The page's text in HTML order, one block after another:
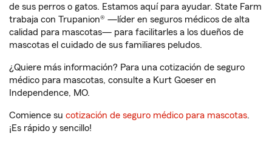
de sus perros o gatos. Estamos aquí para ayudar. State Farm
trabaja con Trupanion® —líder en seguros médicos de alta
calidad para mascotas— para facilitarles a los dueños de
mascotas el cuidado de sus familiares peludos.
¿Quiere más información? Para una cotización de seguro
médico para mascotas, consulte a Kurt Goeser en
Independence, MO.
Comience su cotización de seguro médico para mascotas.
¡Es rápido y sencillo!